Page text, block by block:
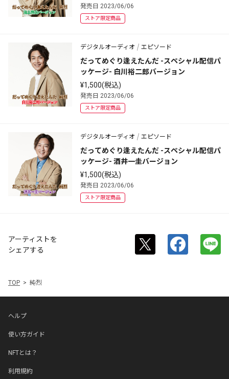
発売日 2023/06/06
ストア限定商品
デジタルオーディオ エピソード
だってめぐり逢えたんだ -スペシャル配信パ
ッケージ- 白川裕二郎バージョン
¥1,500(税込)
発売日 2023/06/06
ストア限定商品
デジタルオーディオ エピソード
だってめぐり逢えたんだ -スペシャル配信パ
ッケージ- 酒井一圭バージョン
¥1,500(税込)
発売日 2023/06/06
ストア限定商品
アーティストを
シェアする
TOP 純烈
ヘルプ
使い方ガイド
NFTとは？
利用規約